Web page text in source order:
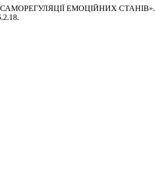
САМОРЕГУЛЯЦІЇ ЕМОЦІЙНИХ СТАНІВ».